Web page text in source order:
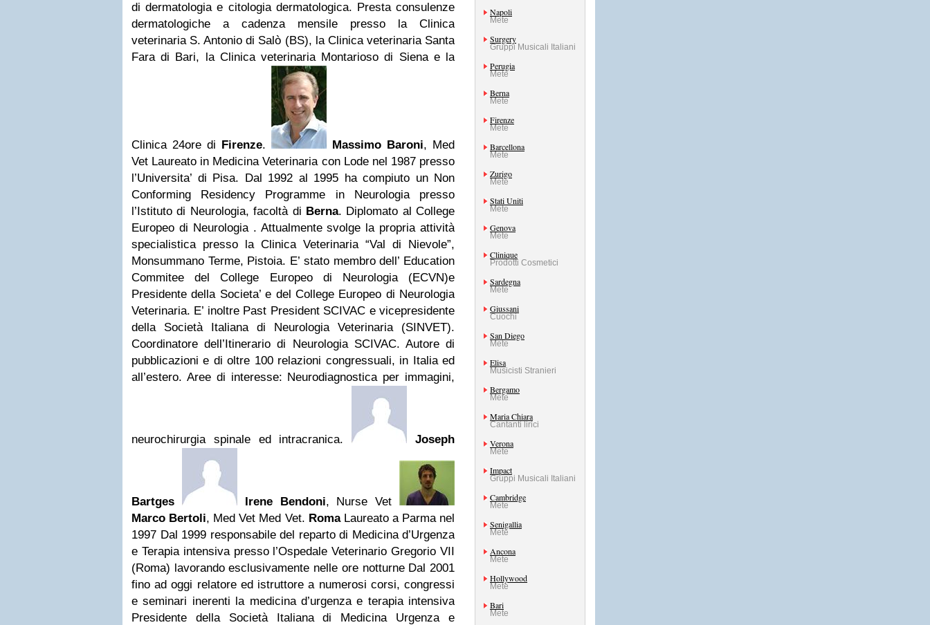
di dermatologia e citologia dermatologica. Presta consulenze
dermatologiche a cadenza mensile presso la Clinica
veterinaria S. Antonio di Salò (BS), la Clinica veterinaria Santa
Fara di Bari, la Clinica veterinaria Montarioso di Siena e la
Clinica 24ore di Firenze. Massimo Baroni, Med
Vet Laureato in Medicina Veterinaria con Lode nel 1987 presso
l’Universita’ di Pisa. Dal 1992 al 1995 ha compiuto un Non
Conforming Residency Programme in Neurologia presso
l’Istituto di Neurologia, facoltà di Berna. Diplomato al College
Europeo di Neurologia . Attualmente svolge la propria attività
specialistica presso la Clinica Veterinaria “Val di Nievole”,
Monsummano Terme, Pistoia. E’ stato membro dell’ Education
Commitee del College Europeo di Neurologia (ECVN)e
Presidente della Societa’ e del College Europeo di Neurologia
Veterinaria. E’ inoltre Past President SCIVAC e vicepresidente
della Società Italiana di Neurologia Veterinaria (SINVET).
Coordinatore dell’Itinerario di Neurologia SCIVAC. Autore di
pubblicazioni e di oltre 100 relazioni congressuali, in Italia ed
all’estero. Aree di interesse: Neurodiagnostica per immagini,
neurochirurgia spinale ed intracranica. Joseph
Bartges Irene Bendoni, Nurse Vet
Marco Bertoli, Med Vet Med Vet. RomaLaureato a Parma nel
1997 Dal 1999 responsabile del reparto di Medicina d’Urgenza
e Terapia intensiva presso l’Ospedale Veterinario Gregorio VII
(Roma) lavorando esclusivamente nelle ore notturne Dal 2001
fino ad oggi relatore ed istruttore a numerosi corsi, congressi
e seminari inerenti la medicina d’urgenza e terapia intensiva
Presidente della Società Italiana di Medicina Urgenza e
Napoli
Mete
Surgery
Gruppi Musicali Italiani
Perugia
Mete
Berna
Mete
Firenze
Mete
Barcellona
Mete
Zurigo
Mete
Stati Uniti
Mete
Genova
Mete
Clinique
Prodotti Cosmetici
Sardegna
Mete
Giussani
Cuochi
San Diego
Mete
Elisa
Musicisti Stranieri
Bergamo
Mete
Maria Chiara
Cantanti lirici
Verona
Mete
Impact
Gruppi Musicali Italiani
Cambridge
Mete
Senigallia
Mete
Ancona
Mete
Hollywood
Mete
Bari
Mete